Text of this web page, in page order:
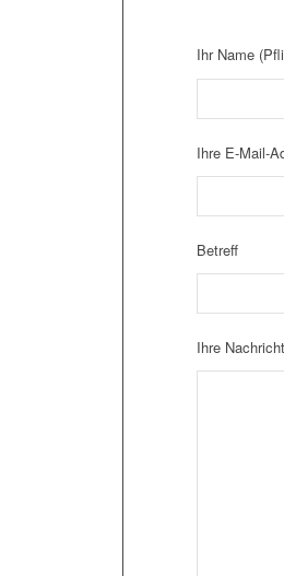
Ihr Name
Ihre E-Mail-
Betreff
Ihre Nachricht